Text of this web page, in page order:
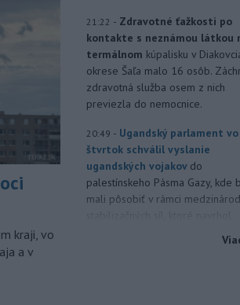
kraji, vo
a v
21:22 - Zdravotné ťažkosti po
kontakte s neznámou látkou
termálnom kúpalisku v
okrese Šaľa malo 16 osôb.
zdravotná služba osem z nich
previezla do nemocnice.
20:49 - Ugandský parlament vo
štvrtok schválil vyslanie
ugandských vojakov do
palestínskeho Pásma Gazy, kde
mali pôsobiť v rámci